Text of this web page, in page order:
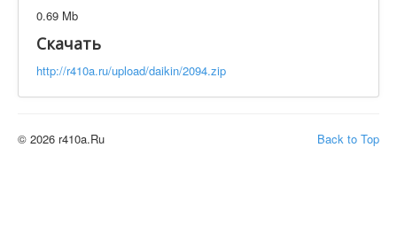
Элементов на страницу
0.69 Mb
Скачать
http://r410a.ru/upload/daikin/2094.zip
Back to Top
© 2026 r410a.Ru